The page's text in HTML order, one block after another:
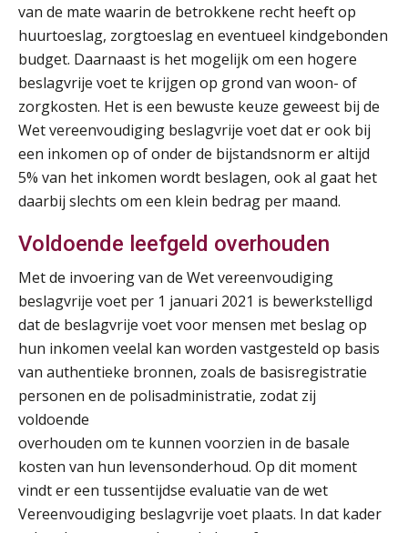
van de mate waarin de betrokkene recht heeft op
huurtoeslag, zorgtoeslag en eventueel kindgebonden
budget. Daarnaast is het mogelijk om een hogere
beslagvrije voet te krijgen op grond van woon- of
zorgkosten. Het is een bewuste keuze geweest bij de
Wet vereenvoudiging beslagvrije voet dat er ook bij
een inkomen op of onder de bijstandsnorm er altijd
5% van het inkomen wordt beslagen, ook al gaat het
daarbij slechts om een klein bedrag per maand.
Voldoende leefgeld overhouden
Met de invoering van de Wet vereenvoudiging
beslagvrije voet per 1 januari 2021 is bewerkstelligd
dat de beslagvrije voet voor mensen met beslag op
hun inkomen veelal kan worden vastgesteld op basis
van authentieke bronnen, zoals de basisregistratie
personen en de polisadministratie, zodat zij
voldoende
overhouden om te kunnen voorzien in de basale
kosten van hun levensonderhoud. Op dit moment
vindt er een tussentijdse evaluatie van de wet
Vereenvoudiging beslagvrije voet plaats. In dat kader
11
AUG
Practical Diploma in Payroll Administration (PDL®)
Markus Verbeek Praehep
14
AUG
HBO Programma Manager Payroll Services & Benefits
Markus Verbeek Praehep
17
AUG
Module Arbeidsrecht en Sociale Zekerheid VPS
Markus Verbeek Praehep
20
AUG
Module Loonheffingen PDL
Markus Verbeek Praehep
AUG
Markus Verbeek Praehep
24
MOCuitgevers